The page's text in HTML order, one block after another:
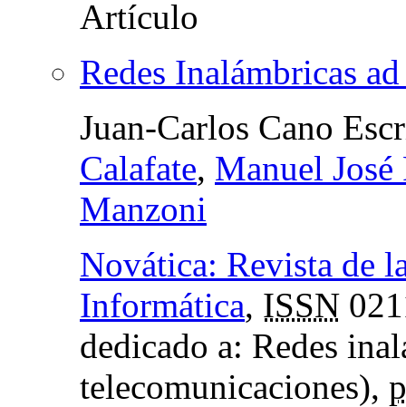
Redes Inalámbricas
Juan-Carlos Cano
Calafate, Manuel José
Manzoni
Novática: Revista de
Informática, ISSN
dedicado a: Redes
telecomunicaciones),